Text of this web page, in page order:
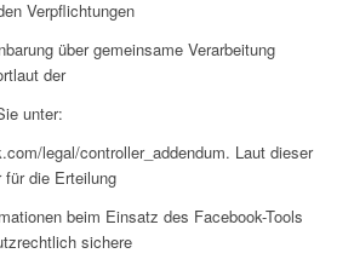
Verpflichtungen
über gemeinsame Verarbeitung
der
unter:
legal/controller_addendum. Laut dieser
für die Erteilung
beim Einsatz des Facebook-Tools
sichere